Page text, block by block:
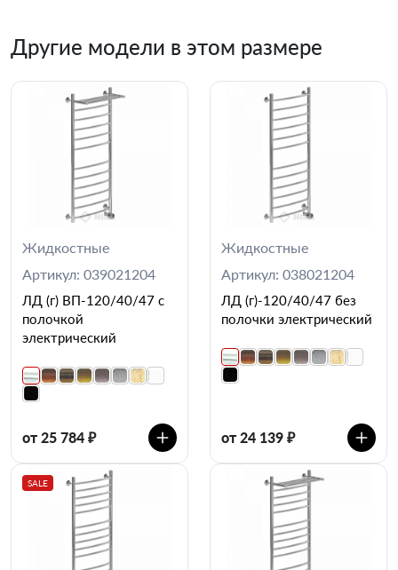
Другие модели в этом размере
Жидкостные
Артикул: 039021204
ЛД (г) ВП-120/40/47 с
полочкой
электрический
от 25 784 ₽
Жидкостные
Артикул: 038021204
ЛД (г)-120/40/47 без
полочки электрический
от 24 139 ₽
SALE